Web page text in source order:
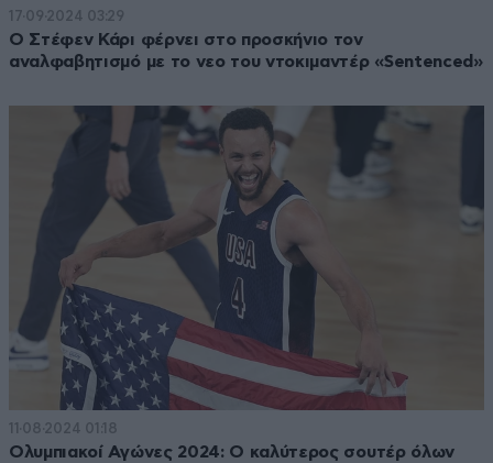
17·09·2024 03:29
Ο Στέφεν Κάρι φέρνει στο προσκήνιο τον
αναλφαβητισμό με το νεο του ντοκιμαντέρ «Sentenced»
11·08·2024 01:18
Ολυμπιακοί Αγώνες 2024: Ο καλύτερος σουτέρ όλων